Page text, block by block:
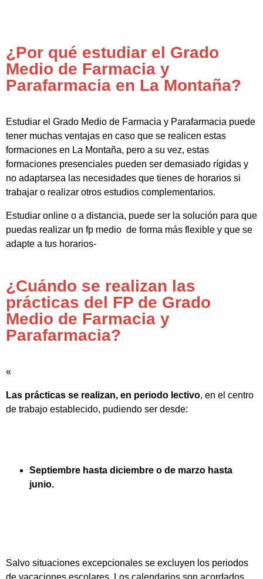
¿Por qué estudiar el Grado
Medio de Farmacia y
Parafarmacia en La Montaña?
Estudiar el Grado Medio de Farmacia y Parafarmacia puede
tener muchas ventajas en caso que se realicen estas
formaciones en La Montaña, pero a su vez, estas
formaciones presenciales pueden ser demasiado rígidas y
no adaptarsea las necesidades que tienes de horarios si
trabajar o realizar otros estudios complementarios.
Estudiar online o a distancia, puede ser la solución para que
puedas realizar un fp medio de forma más flexible y que se
adapte a tus horarios-
¿Cuándo se realizan las
prácticas del FP de Grado
Medio de Farmacia y
Parafarmacia?
«
Las prácticas se realizan, en periodo lectivo, en el centro
de trabajo establecido, pudiendo ser desde:
Septiembre hasta diciembre o de marzo hasta
junio.
Salvo situaciones excepcionales se excluyen los periodos